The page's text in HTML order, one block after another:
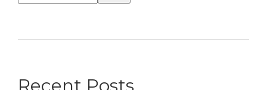
Recent Posts